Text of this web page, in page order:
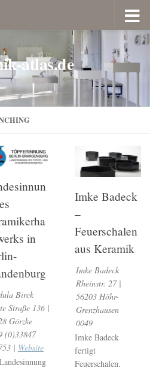
atlas.de
in
Birck
Straße 136 |
Görzke
(0)33847
| Website
Imke Badeck
–
Feuerschalen
aus Keramik
Imke Badeck
Rheinstr. 27 |
56203 Höhr-
Grenzhausen
0049
Imke Badeck
fertigt
Feuerschalen.